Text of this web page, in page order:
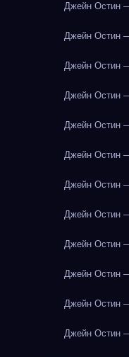
Джейн Остин
Джейн Остин
Джейн Остин
Джейн Остин
Джейн Остин
Джейн Остин
Джейн Остин
Джейн Остин
Джейн Остин
Джейн Остин
Джейн Остин
Джейн Остин